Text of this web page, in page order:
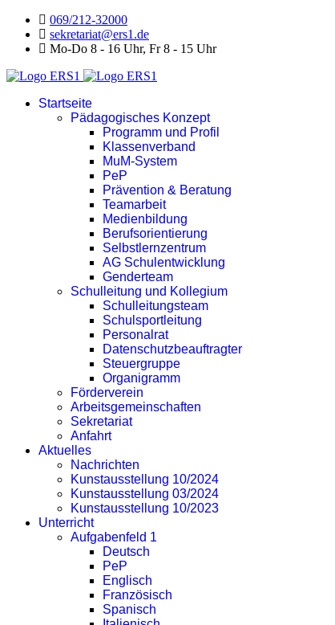
069/212-32000
sekretariat@ers1.de
Mo-Do 8 - 16 Uhr, Fr 8 - 15 Uhr
Startseite
Pädagogisches Konzept
Programm und Profil
Klassenverband
MuM-System
PeP
Prävention & Beratung
Teamarbeit
Medienbildung
Berufsorientierung
Selbstlernzentrum
AG Schulentwicklung
Genderteam
Schulleitung und Kollegium
Schulleitungsteam
Schulsportleitung
Personalrat
Datenschutzbeauftragter
Steuergruppe
Organigramm
Förderverein
Arbeitsgemeinschaften
Sekretariat
Anfahrt
Aktuelles
Nachrichten
Kunstausstellung 10/2024
Kunstausstellung 03/2024
Kunstausstellung 10/2023
Unterricht
Aufgabenfeld 1
Deutsch
PeP
Englisch
Französisch
Spanisch